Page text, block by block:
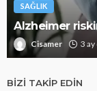
SAĞLIK
Alzheimer
Cisamer 3
BIZI TAKIP EDIN